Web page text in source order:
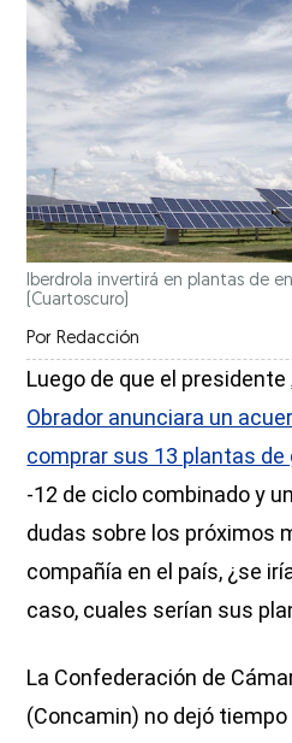
Iberdrola invertirá en plantas de
(Cuartoscuro)
Por Redacción
Luego de que el presidente
Obrador anunciara un
comprar sus 13 plantas
-12 de ciclo combinado y
dudas sobre los próximos
compañía en el país, ¿se
caso, cuales serían sus
La Confederación de
(Concamin) no dejó